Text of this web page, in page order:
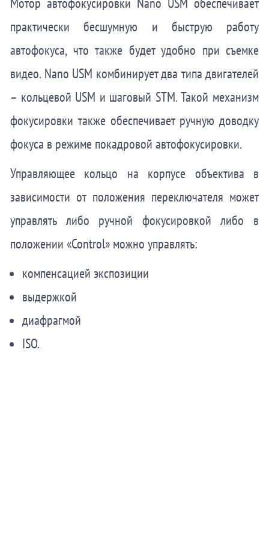
практически бесшумную и быструю работу
автофокуса, что также будет удобно при съемке
видео. Nano USM комбинирует два типа двигателей
– кольцевой USM и шаговый STM. Такой механизм
фокусировки также обеспечивает ручную доводку
фокуса в режиме покадровой автофокусировки.
Управляющее кольцо на корпусе объектива в
зависимости от положения переключателя может
управлять либо ручной фокусировкой либо в
положении «Control» можно управлять:
компенсацией экспозиции
выдержкой
диафрагмой
ISO.